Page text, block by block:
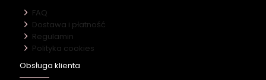
FAQ
Dostawa i płatność
Regulamin
Polityka cookies
Obsługa klienta